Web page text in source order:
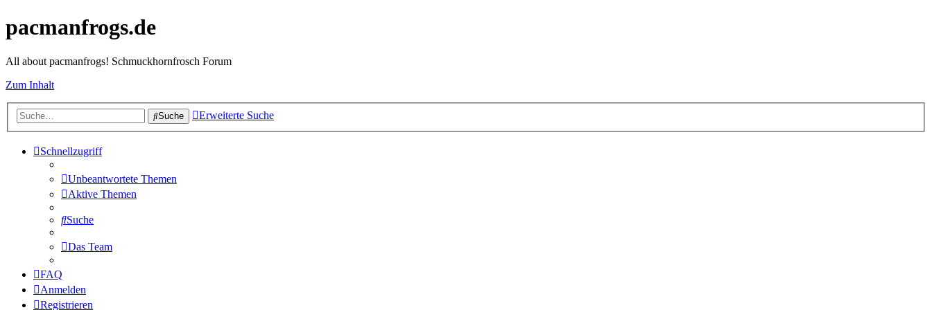
pacmanfrogs.de
All about pacmanfrogs! Schmuckhornfrosch Forum
Zum Inhalt
Suche Erweiterte Suche
Schnellzugriff
Unbeantwortete Themen
Aktive Themen
Suche
Das Team
FAQ
Anmelden
Registrieren